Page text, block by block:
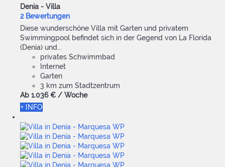
Denia - Villa
2 Bewertungen
Diese wunderschöne Villa mit Garten und privatem
Swimmingpool befindet sich in der Gegend von La Florida
(Denia) und...
privates Schwimmbad
Internet
Garten
3 km zum Stadtzentrum
Ab 1.036 € / Woche
+ INFO